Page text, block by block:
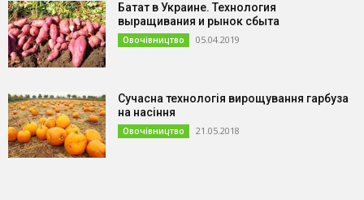
Батат в Украине. Технология
выращивания и рынок сбыта
Овочівництво 05.04.2019
Сучасна технологія вирощування гарбуза
на насіння
Овочівництво 21.05.2018